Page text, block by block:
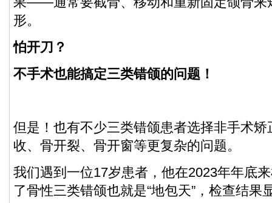
形。
怕开刀？
不手术也能搞定三类错颌的问题！
但是！也有不少三类错颌患者选择非手术
收、骨开裂、骨开窗等更复杂的问题。
我们遇到一位17岁患者，他在2023年年底
了骨性三类错颌也就是“地包天”，检查结果